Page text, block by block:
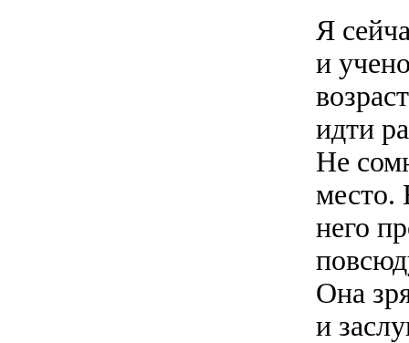
Я
и
идти
Не
место.
него
Она
и